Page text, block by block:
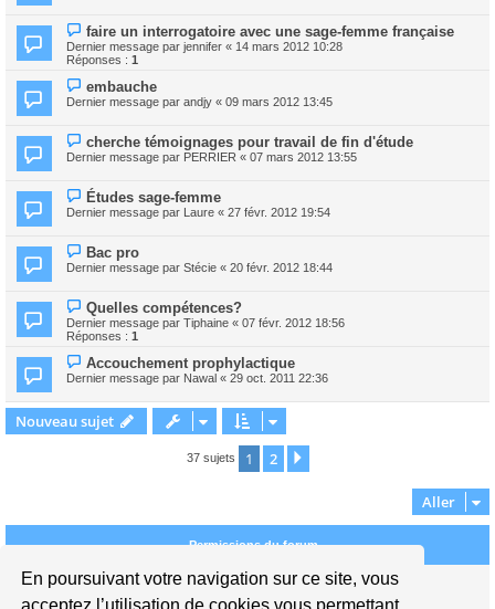
En poursuivant votre navigation sur ce site, vous
acceptez l’utilisation de cookies vous permettant
faire un interrogatoire avec une sage-femme française
Dernier message par jennifer « 14 mars 2012 10:28
Réponses : 1
embauche
Dernier message par andjy « 09 mars 2012 13:45
cherche témoignages pour travail de fin d'étude
Dernier message par PERRIER « 07 mars 2012 13:55
Études sage-femme
Dernier message par Laure « 27 févr. 2012 19:54
Bac pro
Dernier message par Stécie « 20 févr. 2012 18:44
Quelles compétences?
Dernier message par Tiphaine « 07 févr. 2012 18:56
Réponses : 1
Accouchement prophylactique
Dernier message par Nawal « 29 oct. 2011 22:36
Nouveau sujet
37 sujets 1 2
Aller
Permissions du forum
Vous ne pouvez pas publier de nouveaux sujets dans ce forum
Vousne pouvez pasrépondre aux sujets dans ce forum